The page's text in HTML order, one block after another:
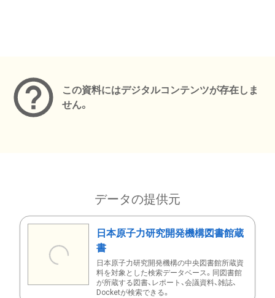
この資料にはデジタルコンテンツが存在しま
せん。
データの提供元
日本原子力研究開発機構図書館蔵
書
日本原子力研究開発機構の中央図書館所蔵資
料を対象とした検索データベース。同図書館
が所蔵する図書、レポート、会議資料、雑誌、
Docketが検索できる。